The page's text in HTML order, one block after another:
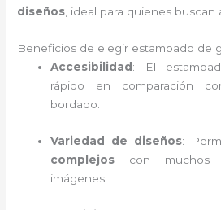
diseños , ideal para quienes
Beneficios de elegir estampado de
Accesibilidad : El
rápido en comparación
bordado.
Variedad de diseños:
complejos con muchos
imágenes.